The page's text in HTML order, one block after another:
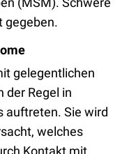
gegeben.
gelegentlichen
der Regel in
auftreten. Sie wird
welches
Kontakt mit